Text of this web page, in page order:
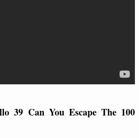
39 Can You Escape The 100